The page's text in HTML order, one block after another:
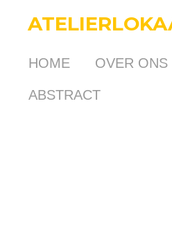
direct
hoofdinhoud
HOME OVER ONS
ABSTRACT